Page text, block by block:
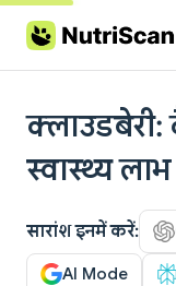
Skip to content
क्लाउडबेरी:
स्वास्थ्य लाभ
सारांश इनमें करें:
AI Mode